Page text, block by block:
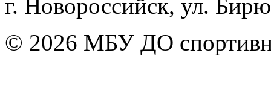
г. Новороссийск, ул.
© 2026 МБУ ДО